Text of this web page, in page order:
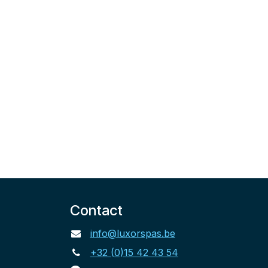
Contact
info@luxorspas.be
+32 (0)15 42 43 54